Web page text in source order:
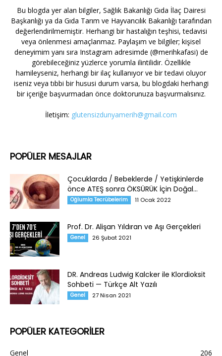
Bu blogda yer alan bilgiler, Sağlık Bakanlığı Gıda İlaç Dairesi
Başkanlığı ya da Gıda Tarım ve Hayvancılık Bakanlığı tarafından
değerlendirilmemiştir. Herhangi bir hastalığın teşhisi, tedavisi
veya önlenmesi amaçlanmaz. Paylaşım ve bilgiler; kişisel
deneyimim yanı sıra Instagram adresimde (@merihkafasi) de
görebileceğiniz yüzlerce yorumla ilintilidir. Özellikle
hamileyseniz, herhangi bir ilaç kullanıyor ve bir tedavi oluyor
iseniz veya tıbbi bir hususi durum varsa, bu blogdaki herhangi
bir içeriğe başvurmadan önce doktorunuza başvurmalısınız.
İletişim: glutensizdunyamerih@gmail.com
POPÜLER MESAJLAR
Çocuklarda / Bebeklerde / Yetişkinlerde
önce ATEŞ sonra ÖKSÜRÜK İçin Doğal...
Oğlumla Tecrübelerim 11 Ocak 2022
Prof. Dr. Alişan Yıldıran ve Aşı Gerçekleri
Genel 26 Şubat 2021
DR. Andreas Ludwig Kalcker ile Klordioksit
Sohbeti — Türkçe Alt Yazılı
Genel 27 Nisan 2021
POPÜLER KATEGORİLER
Genel 206